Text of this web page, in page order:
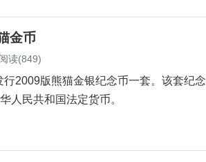
金币
阅读(849)
2009版熊猫金银纪念币一套。该套纪
人民共和国法定货币。